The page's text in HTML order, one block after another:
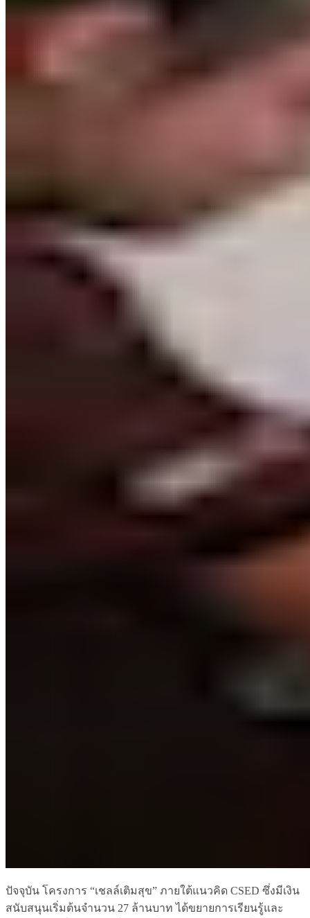
ปัจจุบัน โครงการ “เชลล์เติมสุข” ภายใต้แนวคิด CSED ซึ่งมีเงิน
สนับสนุนเริ่มต้นจำนวน 27 ล้านบาท ได้ขยายการเรียนรู้และ